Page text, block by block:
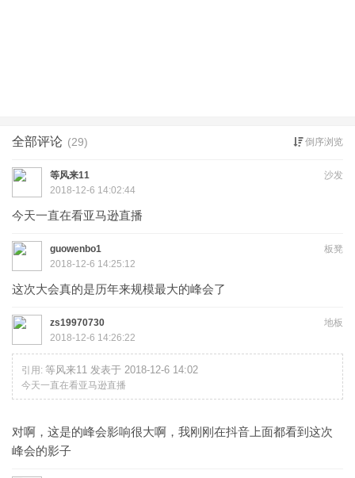
全部评论 (29) 倒序浏览
沙发
等风来11
2018-12-6 14:02:44
今天一直在看亚马逊直播
板凳
guowenbo1
2018-12-6 14:25:12
这次大会真的是历年来规模最大的峰会了
地板
zs19970730
2018-12-6 14:26:22
引用: 等风来11 发表于 2018-12-6 14:02
今天一直在看亚马逊直播
对啊，这是的峰会影响很大啊，我刚刚在抖音上面都看到这次
峰会的影子